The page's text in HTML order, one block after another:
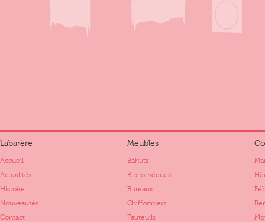
Labarère
Accueil
Actualités
Histoire
Nouveautés
Contact
Meubles
Bahuts
Bibliothèques
Bureaux
Chiffonniers
Fauteuils